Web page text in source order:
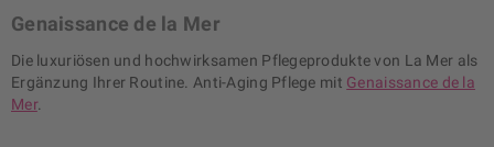
Genaissance de la Mer
Die luxuriösen und hochwirksamen Pflegeprodukte von La Mer als
Ergänzung Ihrer Routine. Anti-Aging Pflege mit Genaissance de la
Mer.